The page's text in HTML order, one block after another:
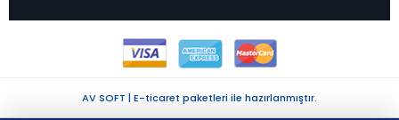
AV SOFT | E-ticaret paketleri ile hazırlanmıştır.